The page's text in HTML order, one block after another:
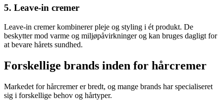
5. Leave-in cremer
Leave-in cremer kombinerer pleje og styling i ét produkt. De
beskytter mod varme og miljøpåvirkninger og kan bruges dagligt for
at bevare hårets sundhed.
Forskellige brands inden for hårcremer
Markedet for hårcremer er bredt, og mange brands har specialiseret
sig i forskellige behov og hårtyper.